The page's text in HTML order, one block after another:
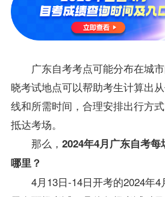
广东自考考点可能分布在城
晓考试地点可以帮助考生计算出
线和所需时间，合理安排出行方
抵达考场。
那么， 2024年4月广东自考
哪里？
4月13日-14日开考的2024年